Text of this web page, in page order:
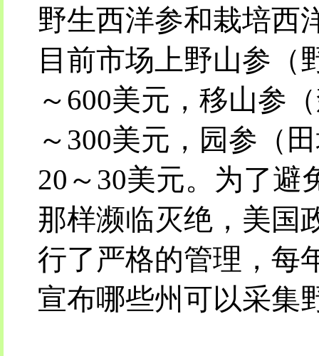
野生西洋参和栽培西
目前市场上野山参（
～600美元，移山参
～300美元，园参（
20～30美元。为了避
那样濒临灭绝，美国
行了严格的管理，每
宣布哪些州可以采集